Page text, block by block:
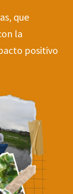
que
la
positivo